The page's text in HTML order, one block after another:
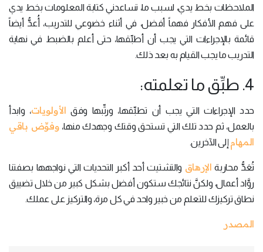
الملاحظات بخط يدي، لسبب ما، تساعدني كتابة المعلومات بخط يدي
على فهم الأفكار فهماً أفضل، في أثناء خضوعي للتدريب، أُعدُّ أيضاً
قائمة بالإجراءات التي يجب أن أطبِّقها، حتى أعلم بالضبط في نهاية
التدريب ما يجب القيام به بعد ذلك.
4. طبِّق ما تعلمته:
حدد الإجراءات التي يجب أن تطبِّقها، ورتِّبها وفق الأولويات، وابدأ
بالعمل، ثم حدد تلك التي تستحق وقتك وجهدك منها، وفوِّض باقي
المهام إلى الآخرين.
تُعَدُّ محاربة الإرهاق والتشتيت أحد أكبر التحديات التي نواجهها بصفتنا
روَّاد أعمال، ولكنَّ نتائجك ستكون أفضل بشكل كبير من خلال تضييق
نطاق تركيزك للتعلم من خبير واحد في كل مرة، والتركيز على عملك.
المصدر